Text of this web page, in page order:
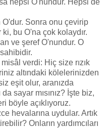
O'dur. Sonra onu çevirip
bu O'na çok kolaydır.
ve şeref O'nundur. O
verdi: Hiç size rızık
altındaki kölelerinizden
eşit olur, aranızda
sayar mısınız? İşte biz,
böyle açıklıyoruz.
hevalarına uydular. Artık
Onların yardımcıları